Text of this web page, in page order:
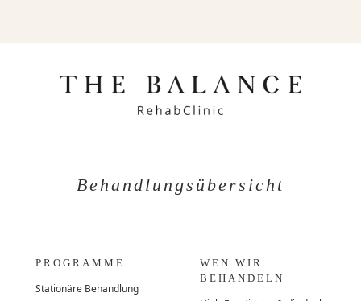
Behandlungsübersicht
PROGRAMME
Stationäre Behandlung
WEN WIR
BEHANDELN